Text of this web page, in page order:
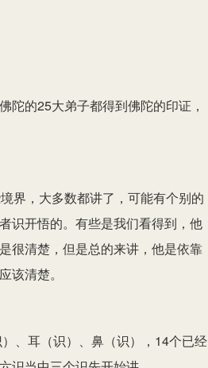
陀的25大弟子都得到佛陀的印证，
界，大多数都讲了，可能有个别的
识开悟的。有些是我们看得到，他
很清楚，但是总的来讲，他是依靠
该清楚。
、耳（识）、鼻（识），14个已经